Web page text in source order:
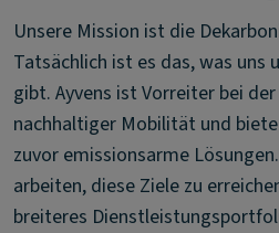
Unsere Mission ist die
Tatsächlich ist es das, was uns
gibt. Ayvens ist Vorreiter bei
nachhaltiger Mobilität und
zuvor emissionsarme
arbeiten, diese Ziele zu
breiteres